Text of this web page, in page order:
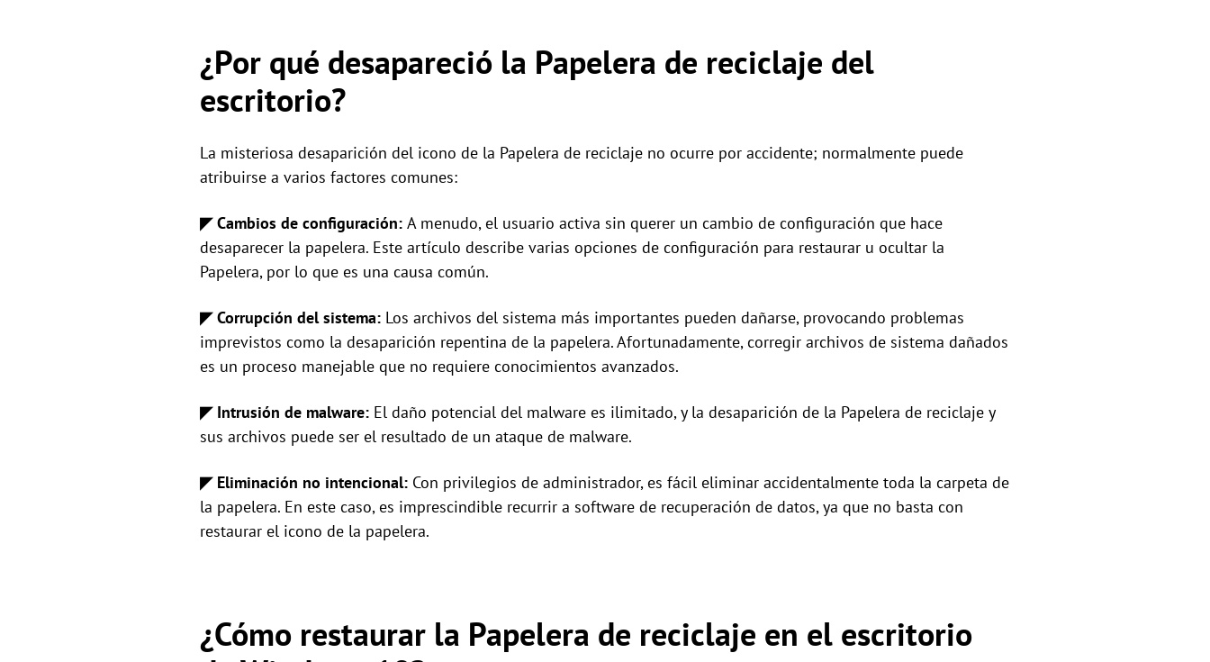
¿Por qué desapareció la Papelera de reciclaje del
escritorio?
La misteriosa desaparición del icono de la Papelera de reciclaje no ocurre por accidente; normalmente puede
atribuirse a varios factores comunes:
◤ Cambios de configuración: A menudo, el usuario activa sin querer un cambio de configuración que hace
desaparecer la papelera. Este artículo describe varias opciones de configuración para restaurar u ocultar la
Papelera, por lo que es una causa común.
◤ Corrupción del sistema: Los archivos del sistema más importantes pueden dañarse, provocando problemas
imprevistos como la desaparición repentina de la papelera. Afortunadamente, corregir archivos de sistema dañados
es un proceso manejable que no requiere conocimientos avanzados.
◤ Intrusión de malware: El daño potencial del malware es ilimitado, y la desaparición de la Papelera de reciclaje y
sus archivos puede ser el resultado de un ataque de malware.
◤ Eliminación no intencional: Con privilegios de administrador, es fácil eliminar accidentalmente toda la carpeta de
la papelera. En este caso, es imprescindible recurrir a software de recuperación de datos, ya que no basta con
restaurar el icono de la papelera.
¿Cómo restaurar la Papelera de reciclaje en el escritorio